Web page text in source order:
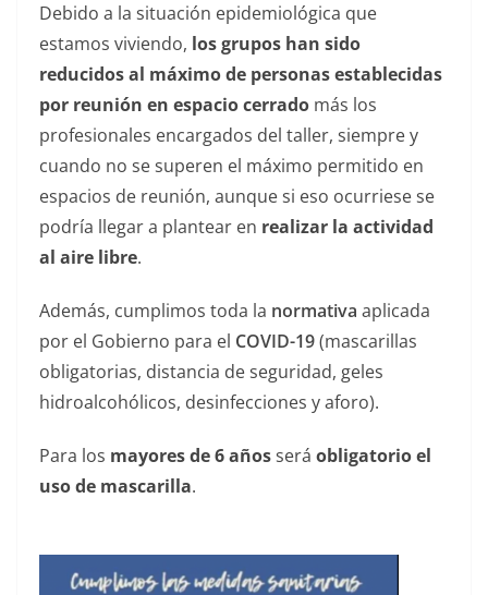
Debido a la situación epidemiológica que
estamos viviendo, los grupos han sido
reducidos al máximo de personas establecidas
por reunión en espacio cerrado más los
profesionales encargados del taller, siempre y
cuando no se superen el máximo permitido en
espacios de reunión, aunque si eso ocurriese se
podría llegar a plantear en realizar la actividad
al aire libre.
Además, cumplimos toda la normativa aplicada
por el Gobierno para el COVID-19(mascarillas
obligatorias, distancia de seguridad, geles
hidroalcohólicos, desinfecciones y aforo).
Para los mayores de 6 añosserá obligatorio el
uso de mascarilla.